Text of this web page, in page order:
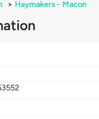
> Haymakers - Macon